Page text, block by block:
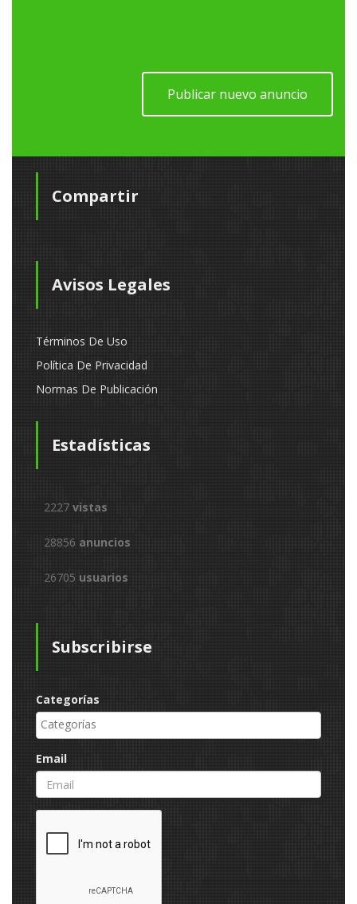
Publicar nuevo anuncio
Compartir
Avisos Legales
Términos De Uso
Política De Privacidad
Normas De Publicación
Estadísticas
2227 vistas
28856 anuncios
26705 usuarios
Subscribirse
Categorías
Email